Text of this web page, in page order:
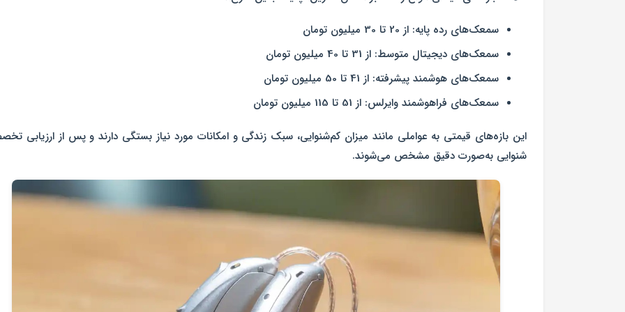
سمعک‌های رده پایه: از 20 تا 30 میلیون تومان
سمعک‌های دیجیتال متوسط: از 31 تا 40 میلیون تومان
سمعک‌های هوشمند پیشرفته: از 41 تا 50 میلیون تومان
سمعک‌های فراهوشمند وایرلس: از 51 تا 115 میلیون تومان
این بازه‌های قیمتی به عواملی مانند میزان کم‌شنوایی، سبک زندگی و امکانات مورد نیاز بستگی دارند و پس از ارزیابی
شنوایی به‌صورت دقیق مشخص می‌شوند.